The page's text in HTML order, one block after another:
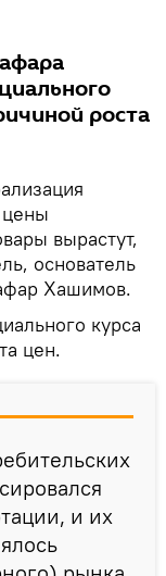
роста
цены
вырастут,
основатель
Хашимов.
курса
цен.
и их